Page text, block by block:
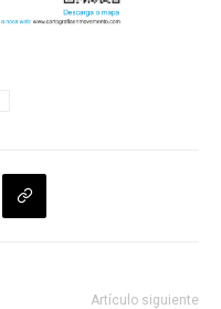
Artículo siguiente